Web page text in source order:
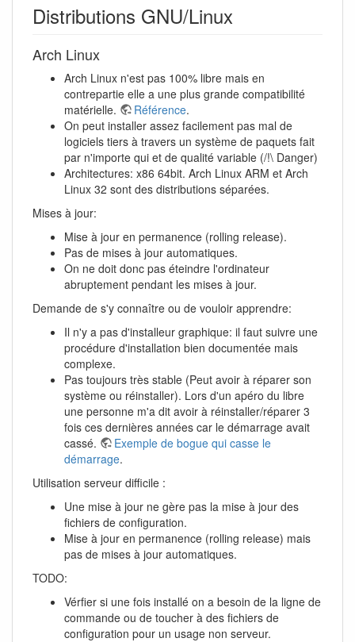
Distributions GNU/Linux
Arch Linux
Arch Linux n'est pas 100% libre mais en
contrepartie elle a une plus grande compatibilité
matérielle.
Référence.
On peut installer assez facilement pas mal de
logiciels tiers à travers un système de paquets fait
par n'importe qui et de qualité variable (/!\ Danger)
Architectures: x86 64bit. Arch Linux ARM et Arch
Linux 32 sont des distributions séparées.
Mises à jour:
Mise à jour en permanence (rolling release).
Pas de mises à jour automatiques.
On ne doit donc pas éteindre l'ordinateur
abruptement pendant les mises à jour.
Demande de s'y connaître ou de vouloir apprendre:
Il n'y a pas d'installeur graphique: il faut suivre une
procédure d'installation bien documentée mais
complexe.
Pas toujours très stable (Peut avoir à réparer son
système ou réinstaller). Lors d'un apéro du libre
une personne m'a dit avoir à réinstaller/réparer 3
fois ces dernières années car le démarrage avait
cassé.
Exemple de bogue qui casse le
démarrage.
Utilisation serveur difficile :
Une mise à jour ne gère pas la mise à jour des
fichiers de configuration.
Mise à jour en permanence (rolling release) mais
pas de mises à jour automatiques.
TODO:
Vérfier si une fois installé on a besoin de la ligne de
commande ou de toucher à des fichiers de
configuration pour un usage non serveur.